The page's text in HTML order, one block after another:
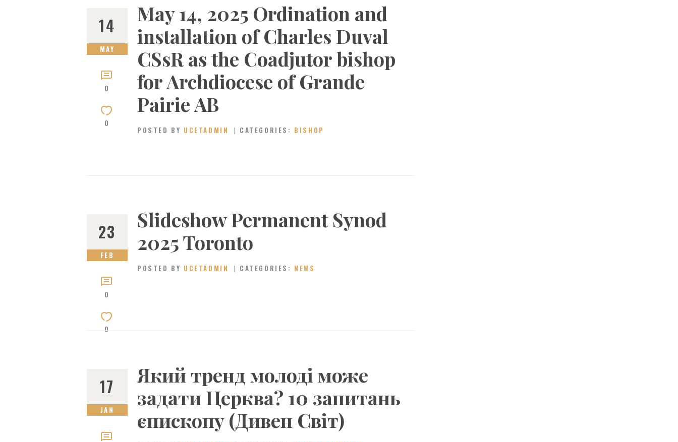
14
MAY
0
0
May 14, 2025 Ordination and
installation of Charles Duval
CSsR as the Coadjutor bishop
for Archdiocese of Grande
Pairie AB
POSTED BY UCETADMIN CATEGORIES: BISHOP
23
FEB
0
0
Slideshow Permanent Synod
2025 Toronto
POSTED BY UCETADMIN CATEGORIES: NEWS
17
JAN
Який тренд молоді може
задати Церква? 10 запитань
єпископу (Дивен Світ)